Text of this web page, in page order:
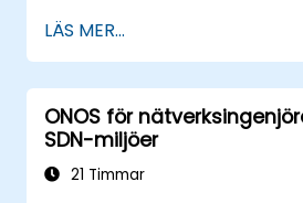
applikationer för att
nätverk.
Integrera ONOS-
externa system och
Felsöka och optimera
applikationer för
LÄS MER...
ONOS för
SDN-miljöer
21 Timmar